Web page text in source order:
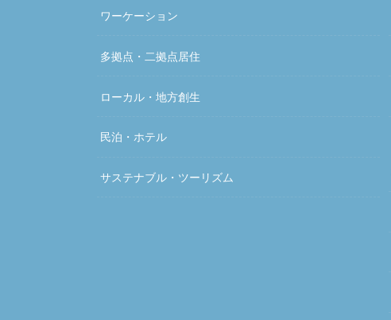
ワーケーション
多拠点・二拠点居住
ローカル・地方創生
民泊・ホテル
サステナブル・ツーリズム